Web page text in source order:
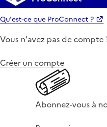
Qu'est-ce que ProConnect ?
Vous n'avez pas de compte
Créer un compte
Abonnez-vous à